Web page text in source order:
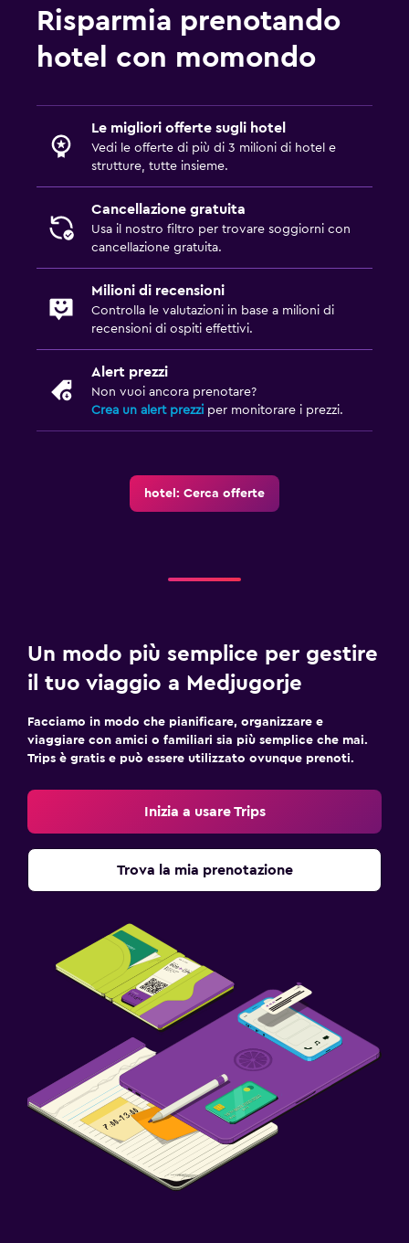
Risparmia prenotando
hotel con momondo
Le migliori offerte sugli hotel
Vedi le offerte di più di 3 milioni di hotel e
strutture, tutte insieme.
Cancellazione gratuita
Usa il nostro filtro per trovare soggiorni con
cancellazione gratuita.
Milioni di recensioni
Controlla le valutazioni in base a milioni di
recensioni di ospiti effettivi.
Alert prezzi
Non vuoi ancora prenotare?
Crea un alert prezzi per monitorare i prezzi.
hotel: Cerca offerte
Un modo più semplice per gestire
il tuo viaggio a Medjugorje
Facciamo in modo che pianificare, organizzare e
viaggiare con amici o familiari sia più semplice che mai.
Trips è gratis e può essere utilizzato ovunque prenoti.
Inizia a usare Trips
Trova la mia prenotazione